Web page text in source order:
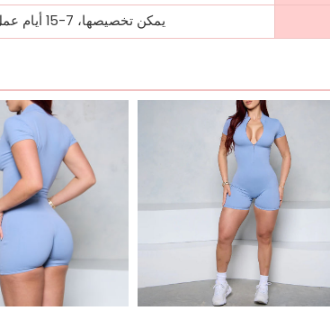
يمكن تخصيصها، 7-15 أيام عمل، الحد الأدنى لكمية الطلب: 300